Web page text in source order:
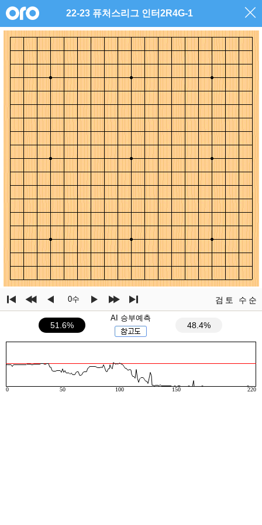
22-23 퓨처스리그 인터2R4G-1
0수 검토 수순
51.6%
AI 승부예측
48.4%